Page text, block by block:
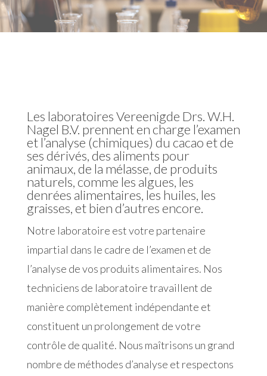
Les laboratoires Vereenigde Drs. W.H.
Nagel B.V. prennent en charge l’examen
et l’analyse (chimiques) du cacao et de
ses dérivés, des aliments pour
animaux, de la mélasse, de produits
naturels, comme les algues, les
denrées alimentaires, les huiles, les
graisses, et bien d’autres encore.
Notre laboratoire est votre partenaire
impartial dans le cadre de l’examen et de
l’analyse de vos produits alimentaires. Nos
techniciens de laboratoire travaillent de
manière complètement indépendante et
constituent un prolongement de votre
contrôle de qualité. Nous maîtrisons un grand
nombre de méthodes d’analyse et respectons